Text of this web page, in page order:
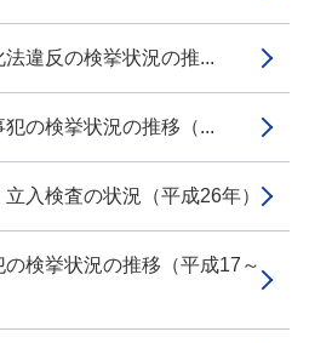
違反の検挙状況の推...
の検挙状況の推移（...
入検査の状況（平成26年）
検挙状況の推移（平成17～